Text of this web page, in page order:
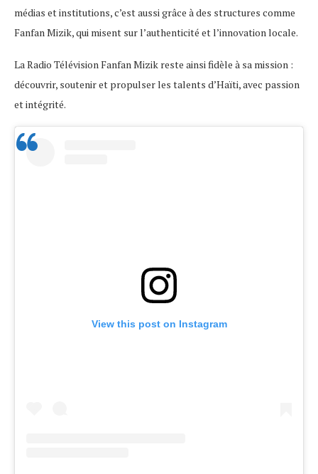
médias et institutions, c’est aussi grâce à des structures comme
Fanfan Mizik, qui misent sur l’authenticité et l’innovation locale.
La Radio Télévision Fanfan Mizik reste ainsi fidèle à sa mission :
découvrir, soutenir et propulser les talents d’Haïti, avec passion
et intégrité.
View this post on Instagram